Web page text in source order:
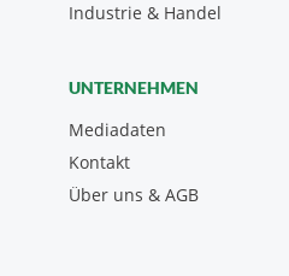
Industrie & Handel
UNTERNEHMEN
Mediadaten
Kontakt
Über uns & AGB